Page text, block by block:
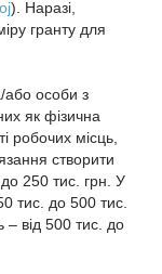
). Наразі,
гранту для
або особи з
як фізична
робочих місць,
створити
250 тис. грн. У
тис. до 500 тис.
– від 500 тис. до